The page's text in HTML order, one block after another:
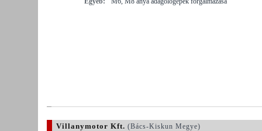
Villanymotor Kft. (Bács-Kiskun Megye)